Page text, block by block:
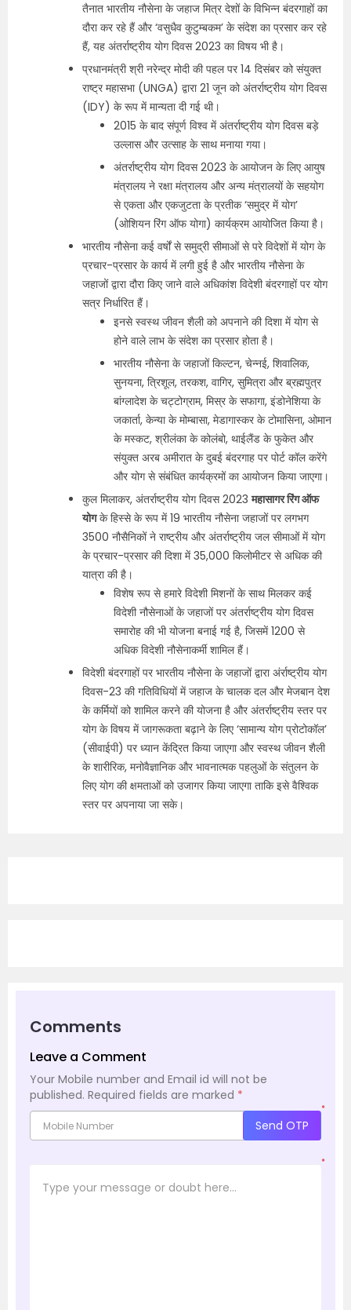
तैनात भारतीय नौसेना के जहाज मित्र देशों के विभिन्न बंदरगाहों का
दौरा कर रहे हैं और ‘वसुधैव कुटुम्बकम’ के संदेश का प्रसार कर रहे
हैं, यह अंतर्राष्ट्रीय योग दिवस 2023 का विषय भी है।
प्रधानमंत्री श्री नरेन्द्र मोदी की पहल पर 14 दिसंबर को संयुक्त
राष्ट्र महासभा (UNGA) द्वारा 21 जून को अंतर्राष्ट्रीय योग दिवस
(IDY) के रूप में मान्यता दी गई थी।
2015 के बाद संपूर्ण विश्व में अंतर्राष्ट्रीय योग दिवस बड़े
उल्लास और उत्साह के साथ मनाया गया।
अंतर्राष्ट्रीय योग दिवस 2023 के आयोजन के लिए आयुष
मंत्रालय ने रक्षा मंत्रालय और अन्य मंत्रालयों के सहयोग
से एकता और एकजुटता के प्रतीक ‘समुद्र में योग’
(ओशियन रिंग ऑफ योगा) कार्यक्रम आयोजित किया है।
भारतीय नौसेना कई वर्षों से समुद्री सीमाओं से परे विदेशों में योग के
प्रचार-प्रसार के कार्य में लगी हुई है और भारतीय नौसेना के
जहाजों द्वारा दौरा किए जाने वाले अधिकांश विदेशी बंदरगाहों पर योग
सत्र निर्धारित हैं।
इनसे स्वस्थ जीवन शैली को अपनाने की दिशा में योग से
होने वाले लाभ के संदेश का प्रसार होता है।
भारतीय नौसेना के जहाजों किल्टन, चेन्नई, शिवालिक,
सुनयना, त्रिशूल, तरकश, वागिर, सुमित्रा और ब्रह्मपुत्र
बांग्लादेश के चट्टोग्राम, मिस्र के सफागा, इंडोनेशिया के
जकार्ता, केन्या के मोम्बासा, मेडागास्कर के टोमासिना, ओमान
के मस्कट, श्रीलंका के कोलंबो, थाईलैंड के फुकेत और
संयुक्त अरब अमीरात के दुबई बंदरगाह पर पोर्ट कॉल करेंगे
और योग से संबंधित कार्यक्रमों का आयोजन किया जाएगा।
कुल मिलाकर, अंतर्राष्ट्रीय योग दिवस 2023महासागर रिंग ऑफ
योगके हिस्से के रूप में 19 भारतीय नौसेना जहाजों पर लगभग
3500 नौसैनिकों ने राष्ट्रीय और अंतर्राष्ट्रीय जल सीमाओं में योग
के प्रचार-प्रसार की दिशा में 35,000 किलोमीटर से अधिक की
यात्रा की है।
विशेष रूप से हमारे विदेशी मिशनों के साथ मिलकर कई
विदेशी नौसेनाओं के जहाजों पर अंतर्राष्ट्रीय योग दिवस
समारोह की भी योजना बनाई गई है, जिसमें 1200 से
अधिक विदेशी नौसेनाकर्मी शामिल हैं।
विदेशी बंदरगाहों पर भारतीय नौसेना के जहाजों द्वारा अंर्राष्ट्रीय योग
दिवस-23 की गतिविधियों में जहाज के चालक दल और मेजबान देश
के कर्मियों को शामिल करने की योजना है और अंतर्राष्ट्रीय स्तर पर
योग के विषय में जागरूकता बढ़ाने के लिए ‘सामान्य योग प्रोटोकॉल’
(सीवाईपी) पर ध्यान केंद्रित किया जाएगा और स्वस्थ जीवन शैली
के शारीरिक, मनोवैज्ञानिक और भावनात्मक पहलुओं के संतुलन के
लिए योग की क्षमताओं को उजागर किया जाएगा ताकि इसे वैश्विक
स्तर पर अपनाया जा सके।
Comments
Leave a Comment
Your Mobile number and Email id will not be
published. Required fields are marked *
*
Send OTP
*